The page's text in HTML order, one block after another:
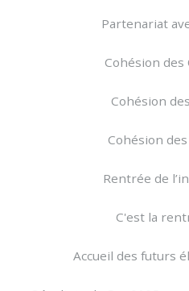
Partenariat
Cohésion
Cohésion
Cohésion
Rentrée de
C'est la
Accueil des futurs